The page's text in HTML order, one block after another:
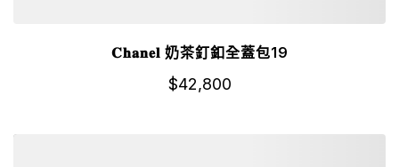
𝐂𝐡𝐚𝐧𝐞𝐥 奶茶釘釦全蓋包19
$42,800